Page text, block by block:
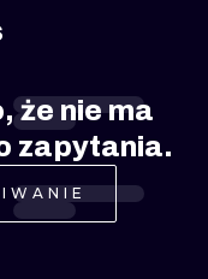
TRIBAL
RYCINOWE
że nie ma
zapytania.